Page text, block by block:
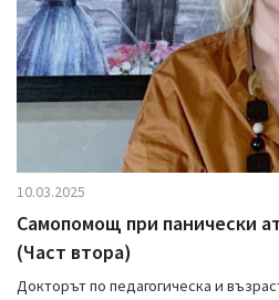
10.03.2025
Самопомощ при панически
(Част втора)
Докторът по педагогическа и